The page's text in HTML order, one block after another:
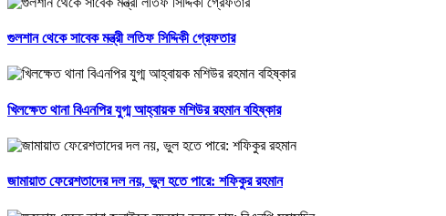
গুলশান থেকে সাবেক মন্ত্রী লতিফ সিদ্দিকী গ্রেফতার
খিলক্ষেত থানা বিএনপির যুগ্ম আহ্বায়ক মশিউর রহমান বহিষ্কার
জামায়াত ফেরেশতাদের দল নয়, ভুল হতে পারে: শফিকুর রহমান